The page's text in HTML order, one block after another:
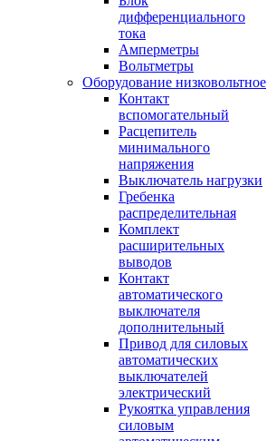
дифференциального
тока
Амперметры
Вольтметры
Оборудование низковольтное
Контакт
вспомогательный
Расцепитель
минимального
напряжения
Выключатель нагрузки
Гребенка
распределительная
Комплект
расширительных
выводов
Контакт
автоматического
выключателя
дополнительный
Привод для силовых
автоматических
выключателей
электрический
Рукоятка управления
силовым